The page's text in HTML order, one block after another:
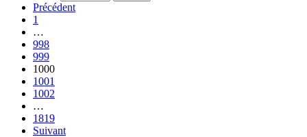
Précédent
1
…
998
999
1000
1001
1002
…
1819
Suivant